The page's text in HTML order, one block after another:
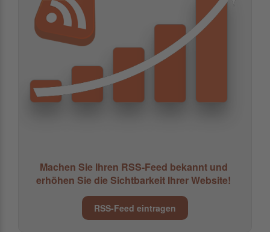
Machen Sie Ihren RSS-Feed bekannt und
erhöhen Sie die Sichtbarkeit Ihrer Website!
RSS-Feed eintragen